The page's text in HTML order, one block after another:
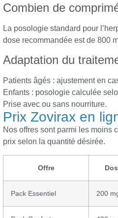
Combien de
La posologie standard pour
dose recommandée est de 800
Adaptation du
Patients âgés : ajustement en
Enfants : posologie calculée
Prise avec ou sans nourriture.
Prix Zovirax en
Nos offres sont parmi les moins
prix selon la quantité désirée.
Offre
Pack Essentiel 200